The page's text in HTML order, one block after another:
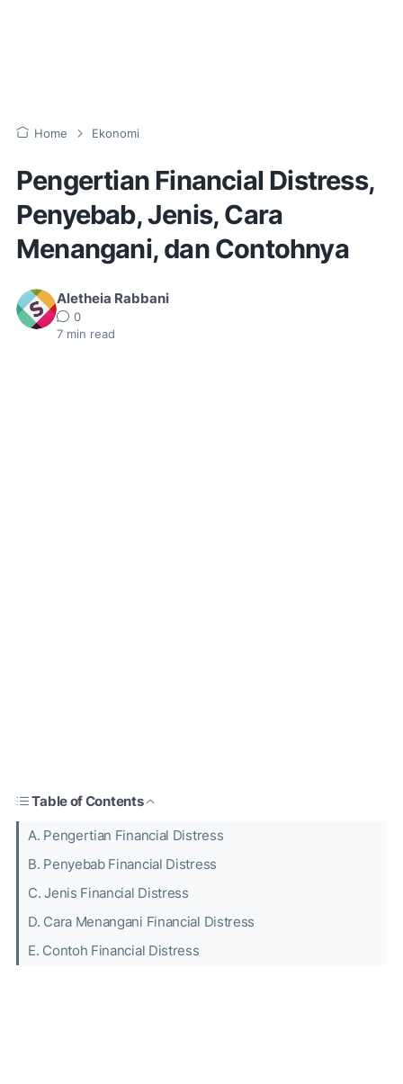
Home Ekonomi
Pengertian Financial Distress,
Penyebab, Jenis, Cara
Menangani, dan Contohnya
Aletheia Rabbani
0
7 min read
Table of Contents
A. Pengertian Financial Distress
B. Penyebab Financial Distress
C. Jenis Financial Distress
D. Cara Menangani Financial Distress
E. Contoh Financial Distress